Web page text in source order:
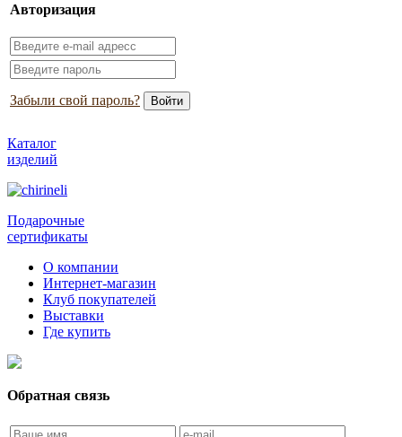
Авторизация
Забыли свой пароль?
Каталог
изделий
Подарочные
сертификаты
О компании
Интернет-магазин
Клуб покупателей
Выставки
Где купить
Обратная связь